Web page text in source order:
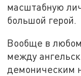
масштабную
большой герой.
Вообще в
между
демоническим